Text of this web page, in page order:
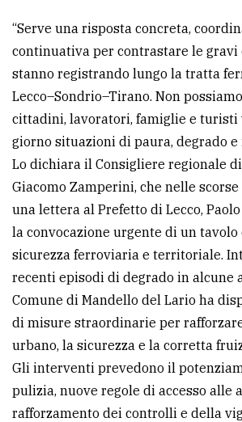
CERCA
Cerca
per
comune
Ricerca
avanzata
LE
ALTRE
PRIVACY
Privacy
“Serve una risposta concreta,
continuativa per contrastare le
stanno registrando lungo la tratta
Lecco–Sondrio–Tirano. Non
cittadini, lavoratori, famiglie e turisti
giorno situazioni di paura, degrado e
Lo dichiara il Consigliere regionale
Giacomo Zamperini, che nelle
una lettera al Prefetto di Lecco,
la convocazione urgente di un
sicurezza ferroviaria e territoriale.
recenti episodi di degrado in alcune
Comune di Mandello del Lario ha
di misure straordinarie per
urbano, la sicurezza e la corretta
Gli interventi prevedono il
pulizia, nuove regole di accesso alle
rafforzamento dei controlli e della